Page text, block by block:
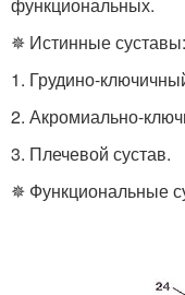
✵ Истинные суставы:
1. Грудино-
2. Акромиально-
3. Плечевой сустав.
✵ Функциональные